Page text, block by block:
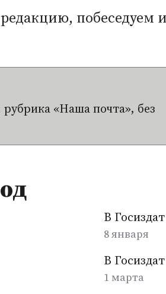
побеседуем
рубрика «Наша почта», без
В
8 января
В
1 марта